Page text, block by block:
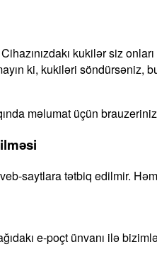
kukilər siz
ki, kukiləri söndürsəniz,
məlumat üçün
saytlara tətbiq edilmir.
e-poçt ünvanı ilə